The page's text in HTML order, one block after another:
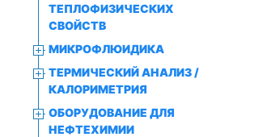
ТЕПЛОФИЗИЧЕСКИХ
СВОЙСТВ
МИКРОФЛЮИДИКА
ТЕРМИЧЕСКИЙ АНАЛИЗ /
КАЛОРИМЕТРИЯ
ОБОРУДОВАНИЕ ДЛЯ
НЕФТЕХИМИИ